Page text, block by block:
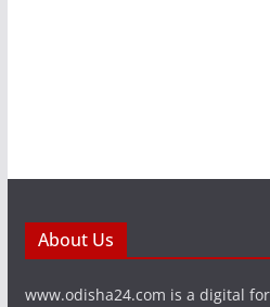
About Us
www.odisha24.com is a digital